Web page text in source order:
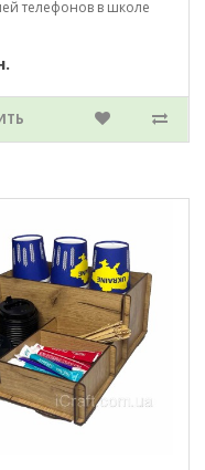
телефонов в школе